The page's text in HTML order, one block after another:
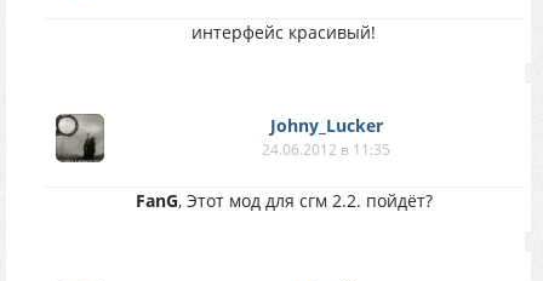
интерфейс красивый!
Johny_Lucker
24.06.2012 в 11:35
FanG, Этот мод для сгм 2.2. пойдёт?